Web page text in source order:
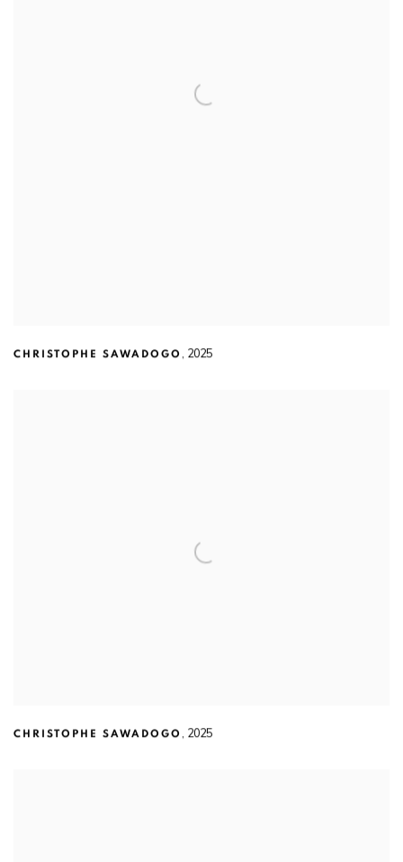
CHRISTOPHE SAWADOGO 2025
CHRISTOPHE SAWADOGO 2025